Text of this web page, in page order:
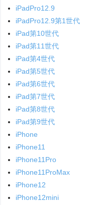
iPadPro12.9
iPadPro12.9第1世代
iPad第10世代
iPad第11世代
iPad第4世代
iPad第5世代
iPad第6世代
iPad第7世代
iPad第8世代
iPad第9世代
iPhone
iPhone11
iPhone11Pro
iPhone11ProMax
iPhone12
iPhone12mini